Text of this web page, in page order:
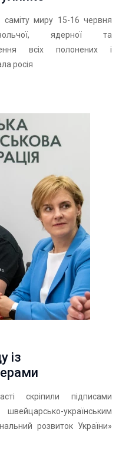
саміту миру 15-16 червня
ядерної та
всіх полонених і
росія
із
скріпили підписами
українським
розвиток України»